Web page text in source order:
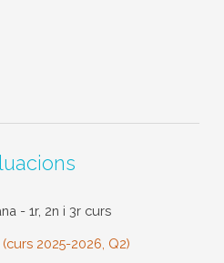
- 1r, 2n i 3r curs
2025-2026, Q2)